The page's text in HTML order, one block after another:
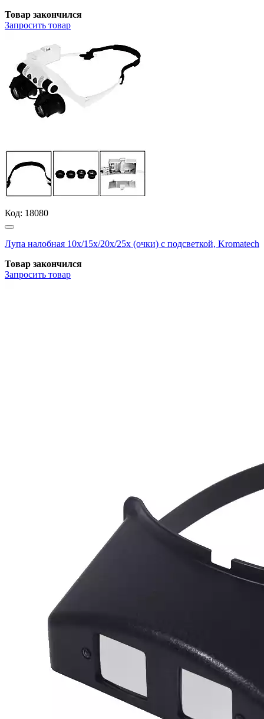
Товар закончился
Запросить товар
Код: 18080
Лупа налобная 10х/15х/20х/25х (очки) с подсветкой, Kromatech
Товар закончился
Запросить товар